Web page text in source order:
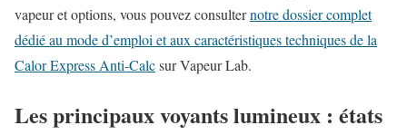
vapeur et options, vous pouvez consulternotre dossier complet
dédié au mode d’emploi et aux caractéristiques techniques de la
Calor Express Anti-Calcsur Vapeur Lab.
Les principaux voyants lumineux : états